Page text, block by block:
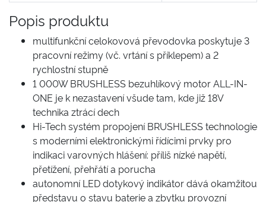
Popis produktu
multifunkční celokovová převodovka poskytuje 3
pracovní režimy (vč. vrtání s příklepem) a 2
rychlostní stupně
1 000W BRUSHLESS bezuhlíkový motor ALL-IN-
ONE je k nezastavení všude tam, kde již 18V
technika ztrácí dech
Hi-Tech systém propojení BRUSHLESS technologie
s moderními elektronickými řídícimi prvky pro
indikaci varovných hlášení: příliš nízké napětí,
přetížení, přehřátí a porucha
autonomní LED dotykový indikátor dává okamžitou
představu o stavu baterie a zbytku provozní